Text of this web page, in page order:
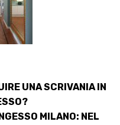
UNA SCRIVANIA IN
MILANO: NEL